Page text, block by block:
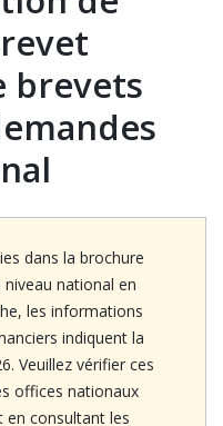
brevets
dans la brochure
national en
les informations
indiquent la
Veuillez vérifier ces
offices nationaux
consultant les